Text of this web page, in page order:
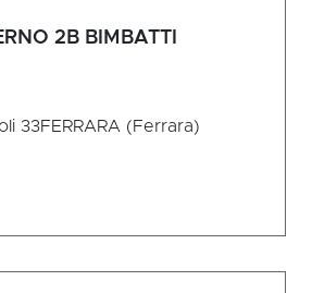
2B BIMBATTI
33FERRARA (Ferrara)